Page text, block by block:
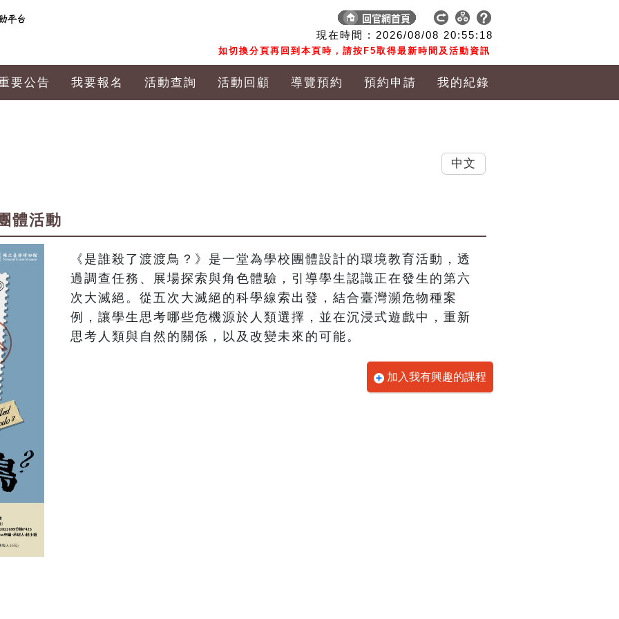
現在時間 : 2026/08/08 20:55:19
如切換分頁再回到本頁時，請按F5取得最新時間及活動資訊
要公告 我要報名 活動查詢 活動回顧 導覽預約 預約申請 我的紀錄
體活動
《是誰殺了渡渡鳥？》是一堂為學校團體設計的環境教育活動，透
過調查任務、展場探索與角色體驗，引導學生認識正在發生的第六
次大滅絕。從五次大滅絕的科學線索出發，結合臺灣瀕危物種案
例，讓學生思考哪些危機源於人類選擇，並在沉浸式遊戲中，重新
思考人類與自然的關係，以及改變未來的可能。
加入我有興趣的課程